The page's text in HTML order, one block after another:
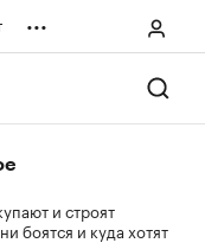
...
и строят
боятся и куда хотят